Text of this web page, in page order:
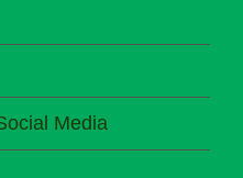
Media